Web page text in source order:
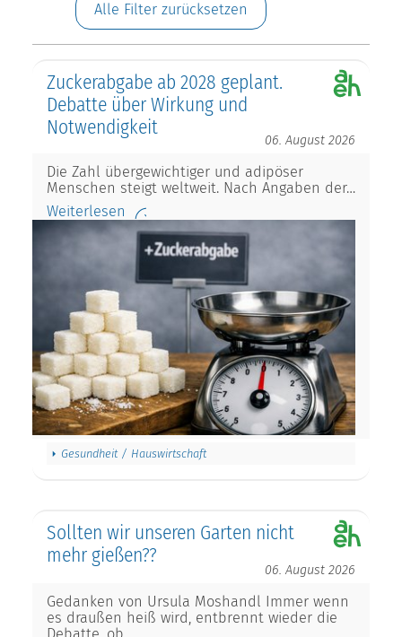
Alle Filter zurücksetzen
Zuckerabgabe ab 2028 geplant.
Debatte über Wirkung und
Notwendigkeit
06. August 2026
Die Zahl übergewichtiger und adipöser
Menschen steigt weltweit. Nach Angaben der…
Weiterlesen
Gesundheit / Hauswirtschaft
Sollten wir unseren Garten nicht
mehr gießen??
06. August 2026
Gedanken von Ursula Moshandl Immer wenn
es draußen heiß wird, entbrennt wieder die